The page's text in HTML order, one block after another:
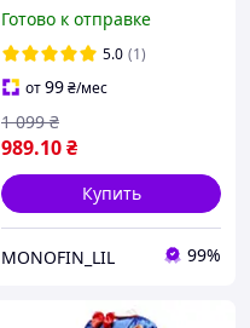
девочки на подарок на
утренник садик день
рождение
Готово к отправке
5.0 (1)
от99₴/мес
989.10₴
1 099 ₴
Купить
MONOFIN_LIL 99%